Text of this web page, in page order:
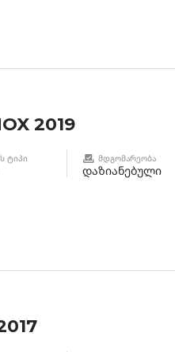
2019
ᲢᲘᲞᲘ ᲛᲓᲒᲝᲛᲐᲠᲔᲝᲑᲐ
დაზიანებული